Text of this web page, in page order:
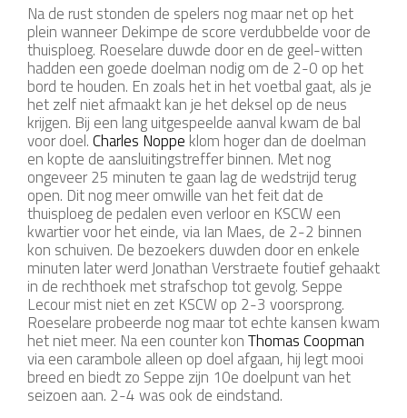
Na de rust stonden de spelers nog maar net op het
plein wanneer Dekimpe de score verdubbelde voor de
thuisploeg. Roeselare duwde door en de geel-witten
hadden een goede doelman nodig om de 2-0 op het
bord te houden. En zoals het in het voetbal gaat, als je
het zelf niet afmaakt kan je het deksel op de neus
krijgen. Bij een lang uitgespeelde aanval kwam de bal
voor doel.Charles Noppe klom hoger dan de doelman
en kopte de aansluitingstreffer binnen. Met nog
ongeveer 25 minuten te gaan lag de wedstrijd terug
open. Dit nog meer omwille van het feit dat de
thuisploeg de pedalen even verloor en KSCW een
kwartier voor het einde, via Ian Maes, de 2-2 binnen
kon schuiven. De bezoekers duwden door en enkele
minuten later werd Jonathan Verstraete foutief gehaakt
in de rechthoek met strafschop tot gevolg. Seppe
Lecour mist niet en zet KSCW op 2-3 voorsprong.
Roeselare probeerde nog maar tot echte kansen kwam
het niet meer. Na een counter konThomas Coopman
via een carambole alleen op doel afgaan, hij legt mooi
breed en biedt zo Seppe zijn 10e doelpunt van het
seizoen aan. 2-4 was ook de eindstand.